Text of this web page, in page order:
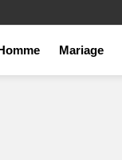
Mariage